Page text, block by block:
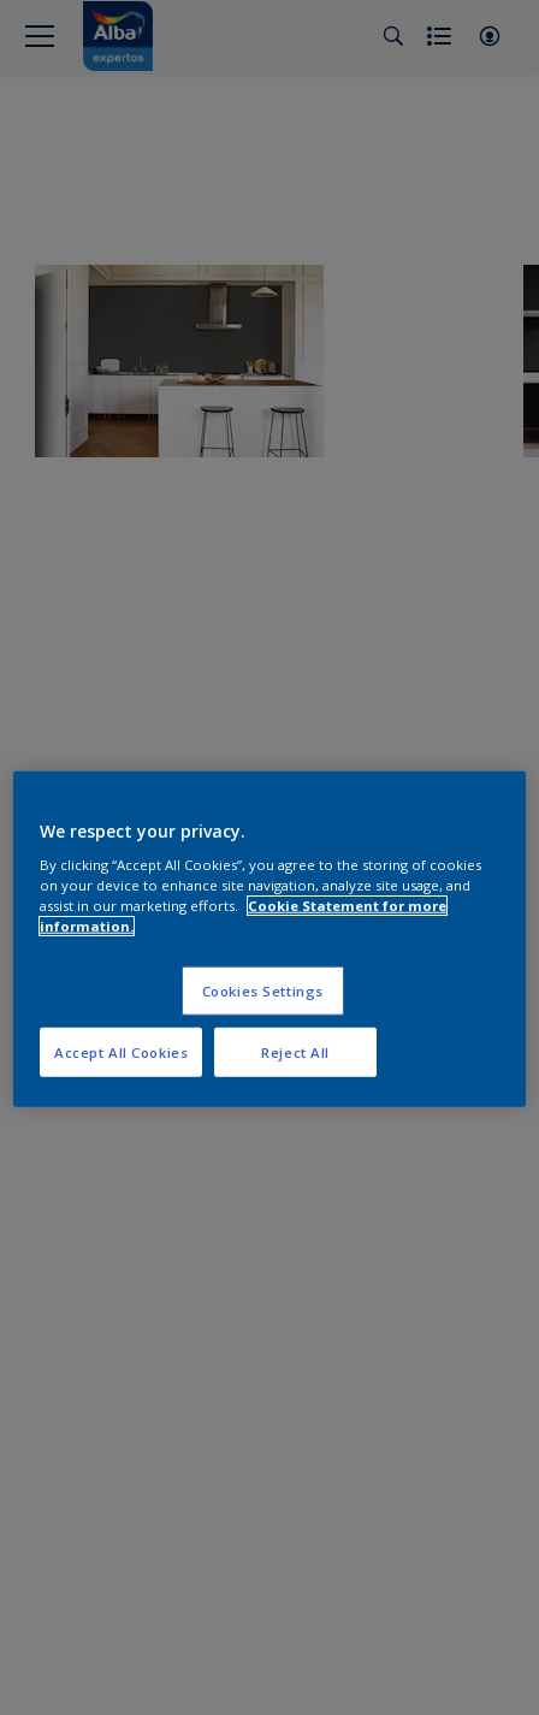
We respect your privacy.
By clicking “Accept All Cookies”, you agree to the storing of cookies
on your device to enhance site navigation, analyze site usage, and
assist in our marketing efforts.
Cookie Statement for more
information.
Cookies Settings
Reject All
Accept All Cookies